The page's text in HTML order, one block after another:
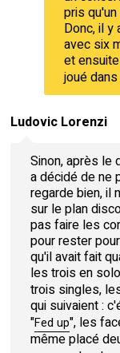
pris
Donc, il y
avec six
et
joué
Ludovic Lorenzi
Sinon, après le
a décidé de ne
regarde bien, il
sur le plan
pas faire les
pour rester
qu'il avait fait
les trois en
trois singles,
qui suivaient :
"Fed up", les
même placé